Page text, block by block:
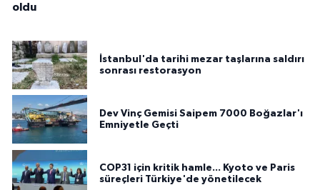
oldu
İstanbul'da tarihi mezar taşlarına saldırı
sonrası restorasyon
Dev Vinç Gemisi Saipem 7000 Boğazlar'ı
Emniyetle Geçti
COP31 için kritik hamle... Kyoto ve Paris
süreçleri Türkiye'de yönetilecek